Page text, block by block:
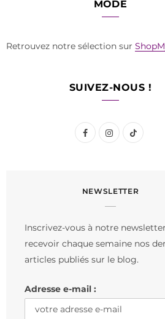
MODE
Retrouvez notre sélection sur
SUIVEZ-NOUS !
F
e
o
I
t
r
m
T
T
NEWSLETTER
Inscrivez-vous à notre
recevoir chaque semaine nos
articles publiés sur le blog.
Adresse e-mail :